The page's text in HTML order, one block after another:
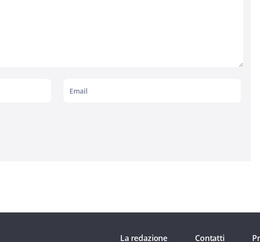
La redazione Contatti